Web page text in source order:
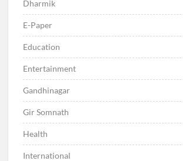
Dharmik
E-Paper
Education
Entertainment
Gandhinagar
Gir Somnath
Health
International